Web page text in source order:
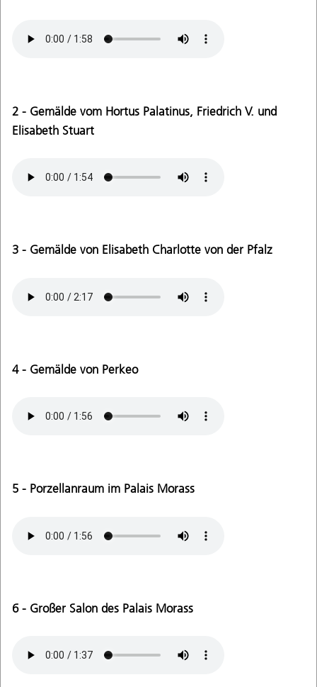
2 - Gemälde vom Hortus Palatinus, Friedrich V. und
Elisabeth Stuart
3 - Gemälde von Elisabeth Charlotte von der Pfalz
4 - Gemälde von Perkeo
5 - Porzellanraum im Palais Morass
6 - Großer Salon des Palais Morass